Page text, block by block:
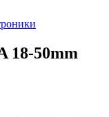
18-50mm